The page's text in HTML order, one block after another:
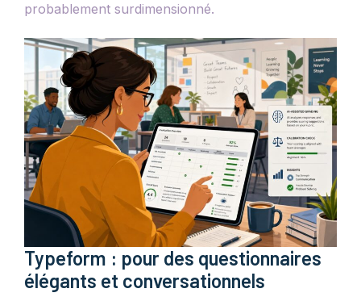
probablement surdimensionné.
Typeform : pour des questionnaires
élégants et conversationnels